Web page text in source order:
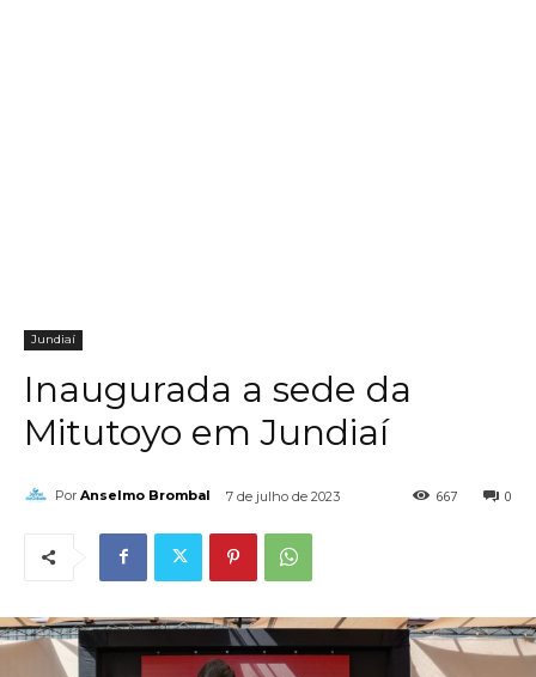
Jundiaí
Inaugurada a sede da
Mitutoyo em Jundiaí
Por Anselmo Brombal 7 de julho de 2023 0
667